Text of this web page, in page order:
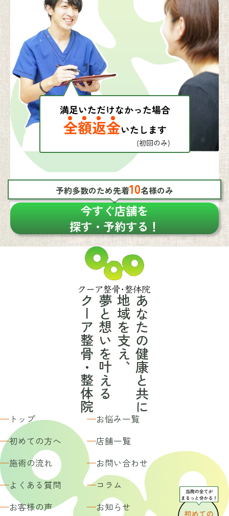
予約多数のため先着10名様のみ
今すぐ店舗を
探す・予約する！
あなたの健康と共に
地域を支え、
夢と想いを叶える
クーア整骨・整体院
トップ
お悩み一覧
初めての方へ
店舗一覧
施術の流れ
お問い合わせ
よくある質問
コラム
お客様の声
お知らせ